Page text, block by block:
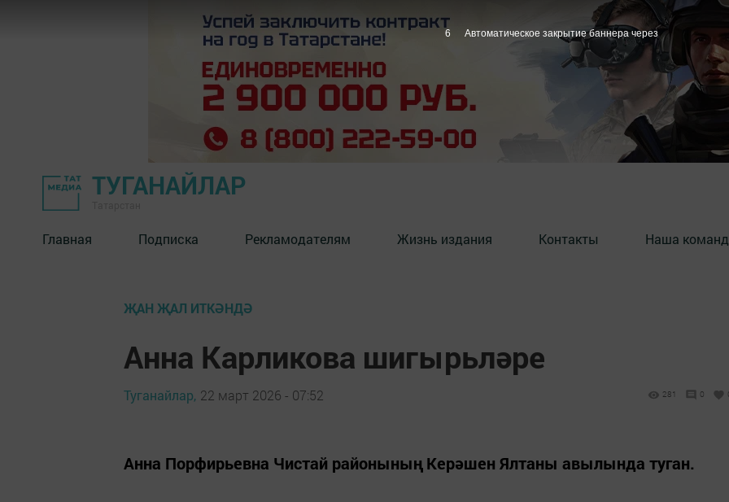
ТУГАНАЙЛАР
Главная Подписка Рекламодателям Жизнь издания Контакты Наша
ҖАН ҖАЛ ИТКӘНДӘ
Анна Карликова шигырьләре
Туганайлар, 22 март 2026 - 07:52 281 0
Анна Порфирьевна Чистай районының Керәшен Ялтаны авылында туган.
4 Автоматическое закрытие баннера через